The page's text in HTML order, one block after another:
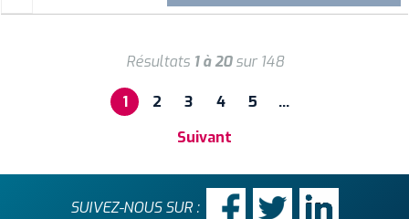
Résultats 1 à 20sur 148
1 2 3 4 5
…
Suivant
SUIVEZ-NOUS SUR :